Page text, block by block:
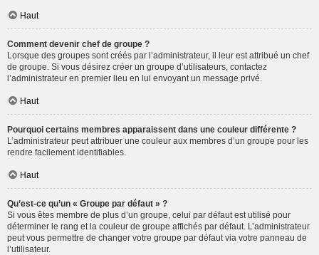
Haut
Comment devenir chef de groupe ?
Lorsque des groupes sont créés par l’administrateur, il leur est attribué un chef
de groupe. Si vous désirez créer un groupe d’utilisateurs, contactez
l’administrateur en premier lieu en lui envoyant un message privé.
Haut
Pourquoi certains membres apparaissent dans une couleur différente ?
L’administrateur peut attribuer une couleur aux membres d’un groupe pour les
rendre facilement identifiables.
Haut
Qu’est-ce qu’un « Groupe par défaut » ?
Si vous êtes membre de plus d’un groupe, celui par défaut est utilisé pour
déterminer le rang et la couleur de groupe affichés par défaut. L’administrateur
peut vous permettre de changer votre groupe par défaut via votre panneau de
l’utilisateur.